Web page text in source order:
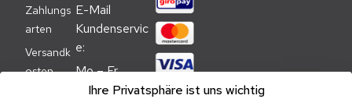
Ihre Privatsphäre ist uns wichtig
Zahlungs
arten
Versandk
osten
E-Mail
Kundenservic
e:
Mo – Fr
09:00 –